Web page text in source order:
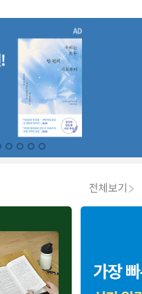
전체보기